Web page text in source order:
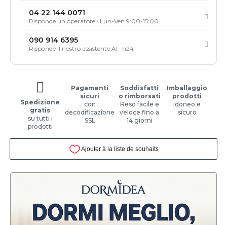
04 22 144 0071
Risponde un operatore · Lun-Ven 9:00-15:00
090 914 6395
Risponde il nostro assistente AI · h24
Spedizione
gratis
su tutti i
prodotti
Pagamenti
sicuri
con
decodificazione
SSL
Soddisfatti
o rimborsati
Reso facile e
veloce fino a
14 giorni
Imballaggio
prodotti
idoneo e
sicuro